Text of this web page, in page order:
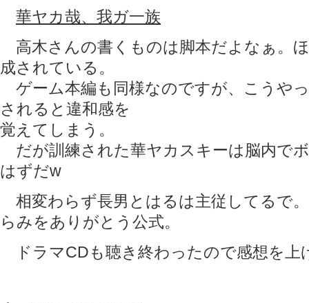
華ヤカ哉、我ガ一族
高木さんの書くものは脚本だよなぁ。
成されている。
ゲーム本編も同様なのですが、こうや
されると違和感を
覚えてしまう。
だが訓練された華ヤカスキーは脳内で
はずだw
相変わらず長男とはるは主従してるで
らみをありがとう公式。
ドラマCDも聴き終わったので感想を上